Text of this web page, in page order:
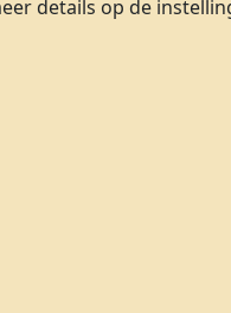
details op de